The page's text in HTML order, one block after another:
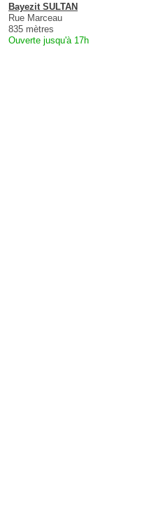
Bayezit SULTAN
Rue Marceau
835 mètres
Ouverte jusqu'à 17h